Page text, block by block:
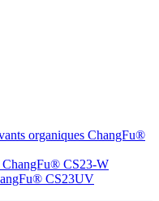
organiques ChangFu®
ChangFu® CS23-W
CS23UV